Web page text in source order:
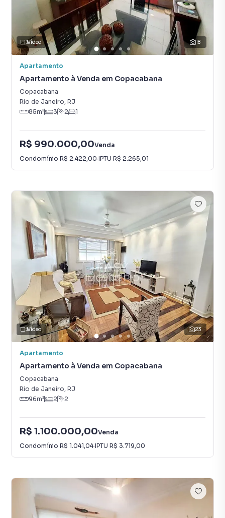
18
Vídeo
Apartamento
Apartamento à Venda em Copacabana
Copacabana
Rio de Janeiro, RJ
85m² 3 2 1
R$ 990.000,00Venda
Condomínio R$ 2.422,00·IPTU R$ 2.265,01
23
Vídeo
Apartamento
Apartamento à Venda em Copacabana
Copacabana
Rio de Janeiro, RJ
96m² 2 2
R$ 1.100.000,00Venda
Condomínio R$ 1.041,04·IPTU R$ 3.719,00